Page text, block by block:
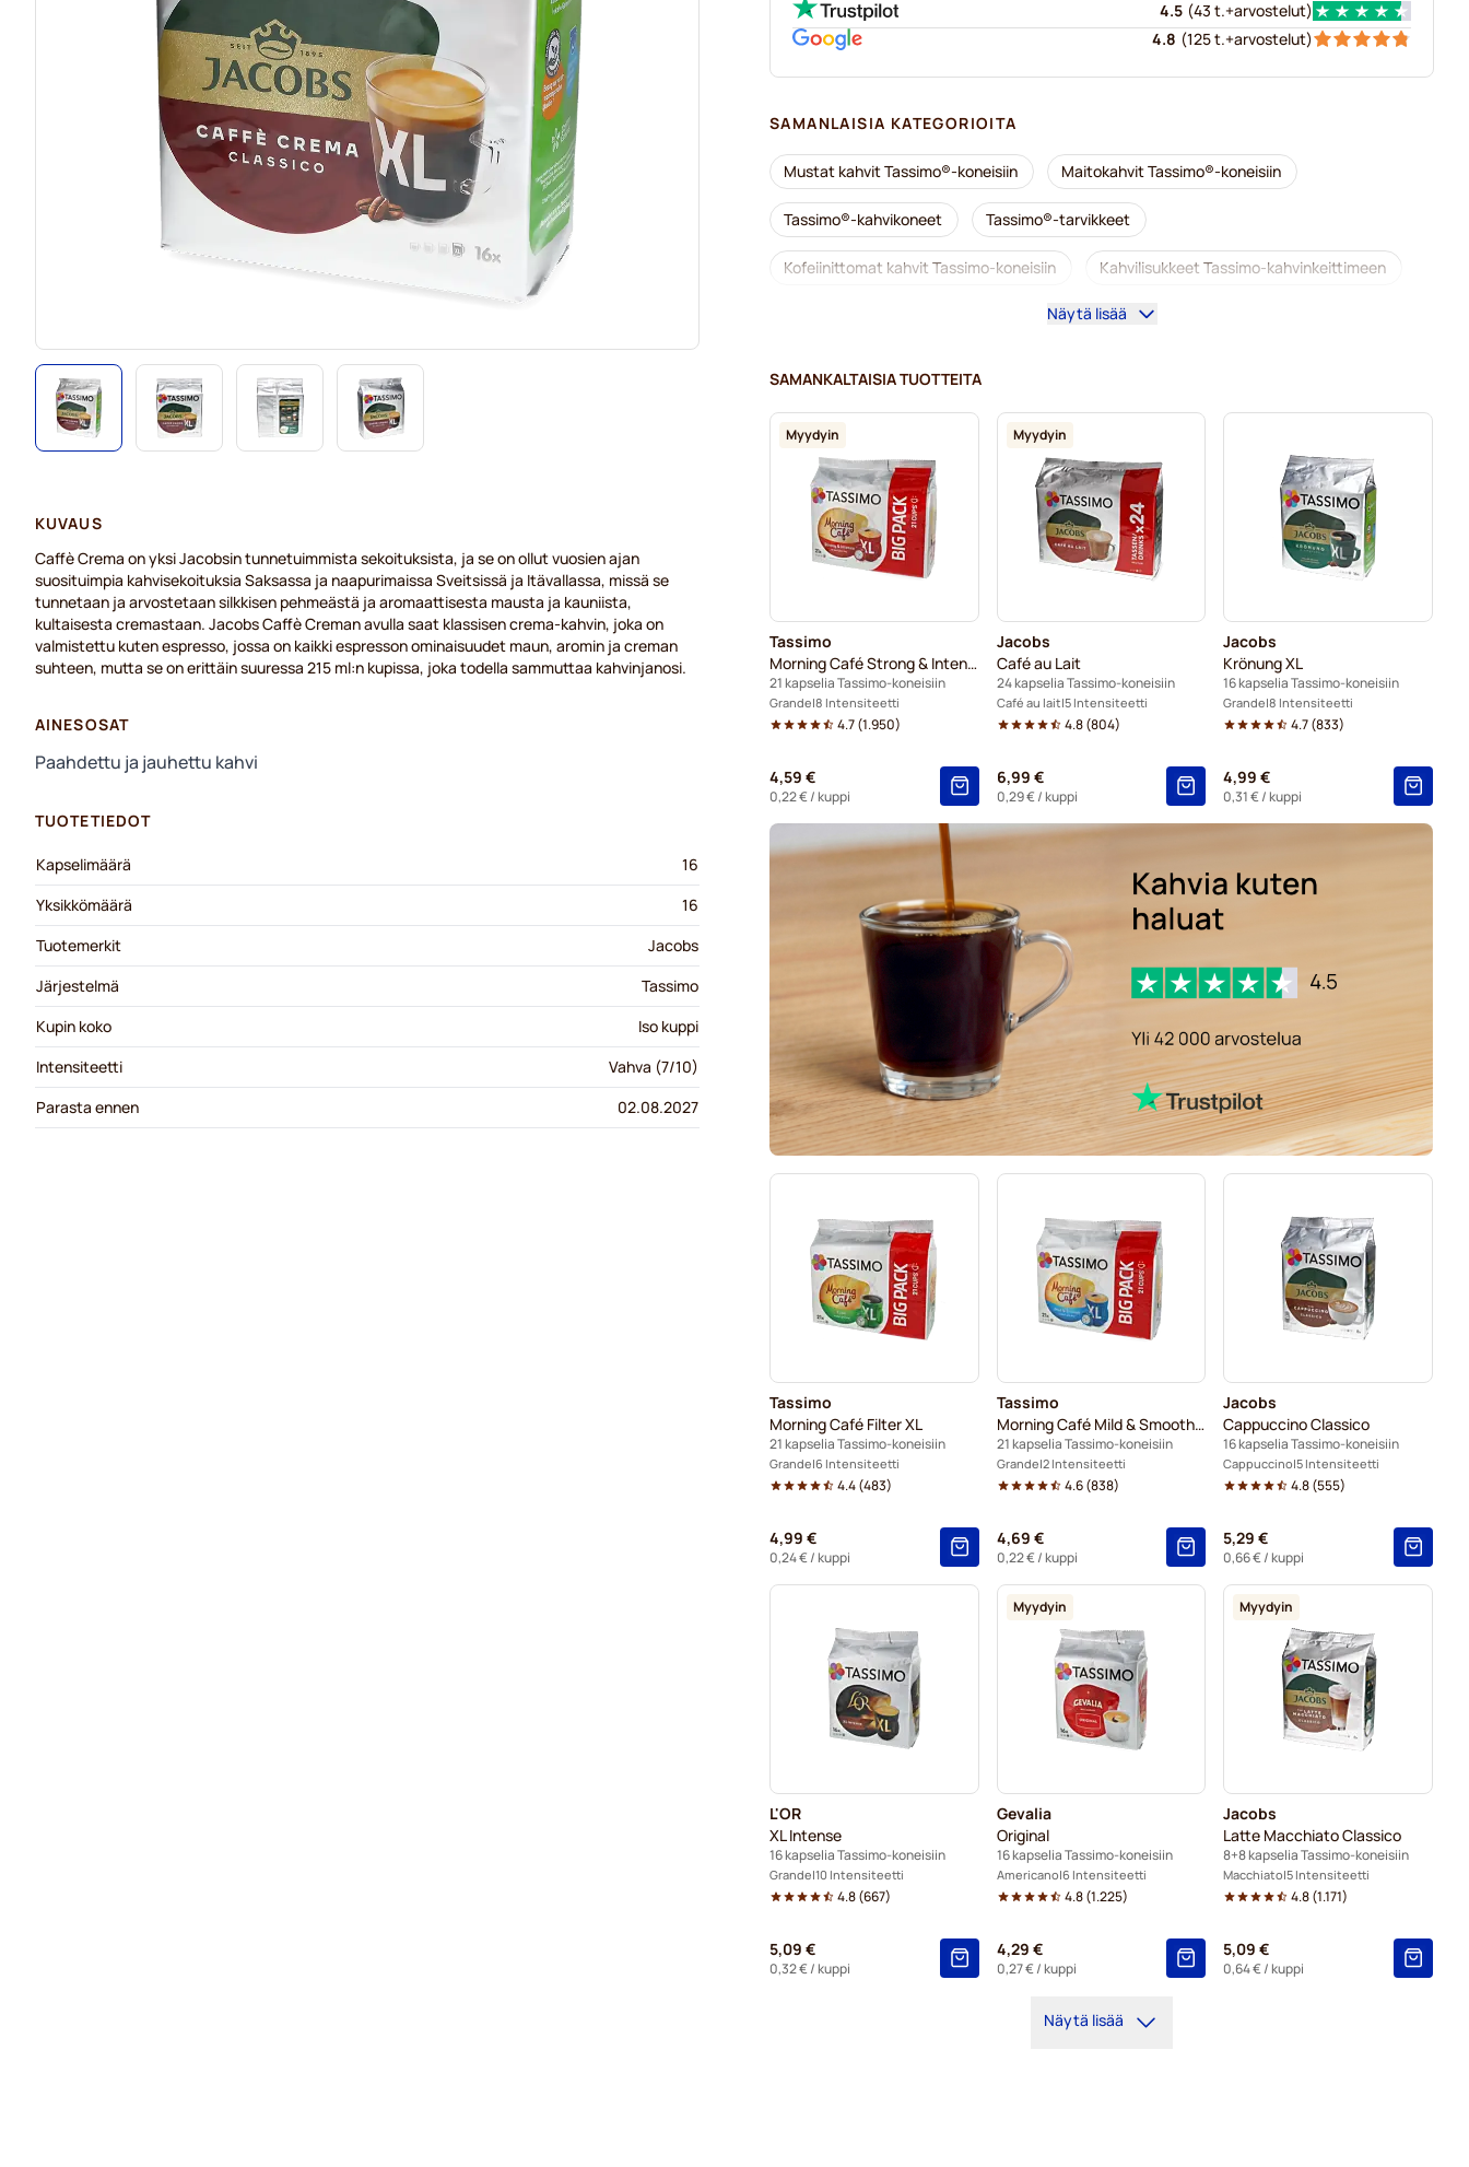
4.5 (43 t.+arvostelut)
4.8 (125 t.+arvostelut)
SAMANLAISIA KATEGORIOITA
Mustat kahvit Tassimo®-koneisiin Maitokahvit Tassimo®-koneisiin
Tassimo®-kahvikoneet Tassimo®-tarvikkeet
Kofeiinittomat kahvit Tassimo-koneisiin Kahvilisukkeet Tassimo-kahvinkeittimeen
Kalkinpoisto ja huolto Tassimo-kahvinkeittimeen
Kapselit Tassimo®-koneisiin Friele-kahvikapselit Tassimo-koneisiin
Marcilla-kahvikapselit Tassimo-koneisiin Tassimo®-koneisiin
Kaakaot ja teet Tassimo®-koneisiin Gevalia-kahvikapselit Tassimo-koneisiin
Näytä lisää
SAMANKALTAISIA TUOTTEITA
Myydyin
Tassimo
Morning Café Strong & Intense XL
21 kapselia Tassimo-koneisiin
Grande 8 Intensiteetti
4.7(1.950)
4,59 €
0,22 €/ kuppi
Myydyin
Jacobs
Café au Lait
24 kapselia Tassimo-koneisiin
Café au lait 5 Intensiteetti
4.8(804)
6,99 €
0,29 €/ kuppi
Jacobs
Krönung XL
16 kapselia Tassimo-koneisiin
Grande 8 Intensiteetti
4.7(833)
4,99 €
0,31 €/ kuppi
Tassimo
Morning Café Filter XL
21 kapselia Tassimo-koneisiin
Grande 6 Intensiteetti
4.4(483)
4,99 €
0,24 €/ kuppi
Tassimo
Morning Café Mild & Smooth XL
21 kapselia Tassimo-koneisiin
Grande 2 Intensiteetti
4.6(838)
4,69 €
0,22 €/ kuppi
Jacobs
Cappuccino Classico
16 kapselia Tassimo-koneisiin
Cappuccino 5 Intensiteetti
4.8(555)
5,29 €
0,66 €/ kuppi
L'OR
XL Intense
16 kapselia Tassimo-koneisiin
Grande 10 Intensiteetti
4.8(667)
5,09 €
0,32 €/ kuppi
Myydyin
Gevalia
Original
16 kapselia Tassimo-koneisiin
Americano 6 Intensiteetti
4.8(1.225)
4,29 €
0,27 €/ kuppi
Myydyin
Jacobs
Latte Macchiato Classico
8+8 kapselia Tassimo-koneisiin
Macchiato 5 Intensiteetti
4.8(1.171)
5,09 €
0,64 €/ kuppi
Näytä lisää
KUVAUS
Caffè Crema on yksi Jacobsin tunnetuimmista sekoituksista, ja se on ollut vuosien ajan
suosituimpia kahvisekoituksia Saksassa ja naapurimaissa Sveitsissä ja Itävallassa, missä se
tunnetaan ja arvostetaan silkkisen pehmeästä ja aromaattisesta mausta ja kauniista,
kultaisesta cremastaan. Jacobs Caffè Creman avulla saat klassisen crema-kahvin, joka on
valmistettu kuten espresso, jossa on kaikki espresson ominaisuudet maun, aromin ja creman
suhteen, mutta se on erittäin suuressa 215 ml:n kupissa, joka todella sammuttaa kahvinjanosi.
AINESOSAT
Paahdettu ja jauhettu kahvi
TUOTETIEDOT
Kapselimäärä
16
Yksikkömäärä
16
Tuotemerkit
Jacobs
Järjestelmä
Tassimo
Kupin koko
Iso kuppi
Intensiteetti
Vahva (7/10)
Parasta ennen
02.08.2027